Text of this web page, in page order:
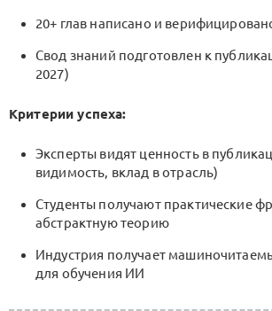
20+ глав написано и
Свод знаний подготовлен к
2027)
Критерии успеха:
Эксперты видят ценность в
видимость, вклад в отрасль)
Студенты получают практические
абстрактную теорию
Индустрия получает
для обучения ИИ